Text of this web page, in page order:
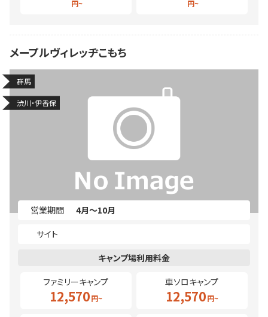
メープルヴィレッヂこもち
群馬
渋川・伊香保
営業期間
4月～10月
サイト
ファミリーキャンプ
12,570
車ソロキャンプ
12,570